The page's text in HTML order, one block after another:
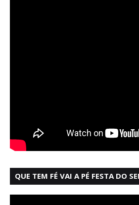
QUE TEM FÉ VAI A PÉ FESTA DO